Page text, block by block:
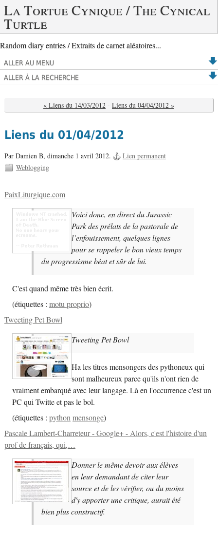
La Tortue Cynique / The Cynical
Turtle
Random diary entries / Extraits de carnet aléatoires...
ALLER AU MENU
ALLER À LA RECHERCHE
« Liens du 14/03/2012 - Liens du 04/04/2012 »
Liens du 01/04/2012
Par Damien B, dimanche 1 avril 2012.
Lien permanent
Weblogging
PaixLiturgique.com
Voici donc, en direct du Jurassic
Park des prélats de la pastorale de
l’enfouissement, quelques lignes
pour se rappeler le bon vieux temps
du progressisme béat et sûr de lui.
C'est quand même très bien écrit.
(étiquettes : motu proprio)
Tweeting Pet Bowl
Tweeting Pet Bowl
Ha les titres mensongers des pythoneux qui
sont malheureux parce qu'ils n'ont rien de
vraiment embarqué avec leur langage. Là en l'occurrence c'est un
PC qui Twitte et pas le bol.
(étiquettes : pythonmensonge)
Pascale Lambert-Charreteur - Google+ - Alors, c'est l'histoire d'un
prof de français, qui,…
Donner le même devoir aux élèves
en leur demandant de citer leur
source et de les vérifier, ou du moins
d'y apporter une critique, aurait été
bien plus constructif.